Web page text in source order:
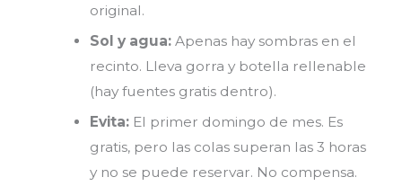
original.
Sol y agua: Apenas hay sombras en el
recinto. Lleva gorra y botella rellenable
(hay fuentes gratis dentro).
Evita: El primer domingo de mes. Es
gratis, pero las colas superan las 3 horas
y no se puede reservar. No compensa.